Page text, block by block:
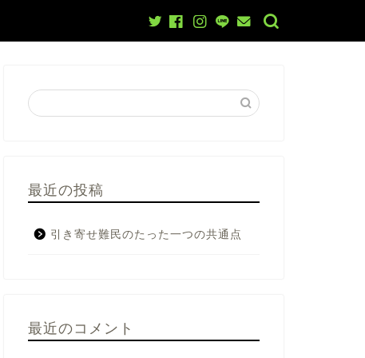
最近の投稿
引き寄せ難民のたった一つの共通点
最近のコメント